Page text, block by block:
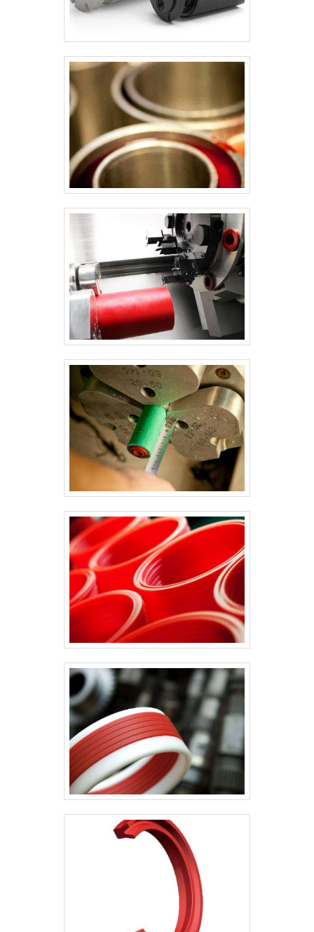
borracha nitrílica e vedações para
produtos de alto padrão, a empresa
conta com profissionais
especializados e instalações
modernas e em bom estado,
conquistando então a confiança de
todos.A System Seal é uma empresa
que tem sido preferência no
segmento por toda seriedade e
qualidade, o que comprova sua
essência de trazer o melhor para os
parceiros.